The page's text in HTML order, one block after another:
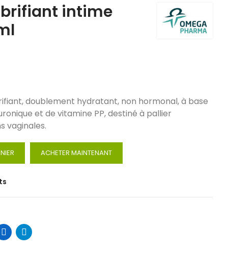
intime
doublement hydratant, non hormonal, à base
et de vitamine PP, destiné à pallier
vaginales.
ACHETER MAINTENANT